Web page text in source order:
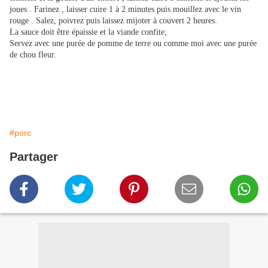
joues . Farinez , laisser cuire 1 à 2 minutes puis mouillez avec le vin
rouge . Salez, poivrez puis laissez mijoter à couvert 2 heures.
La sauce doit être épaissie et la viande confite;
Servez avec une purée de pomme de terre ou comme moi avec une purée
de chou fleur.
#porc
Partager